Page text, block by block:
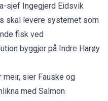
sjef Ingegjerd Eidsvik
skal levere systemet som
fisk ved
byggjer på Indre Harøy
sier Fauske og
med Salmon